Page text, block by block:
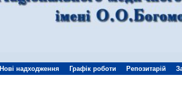
Нові надходження Графік роботи Репозитарій